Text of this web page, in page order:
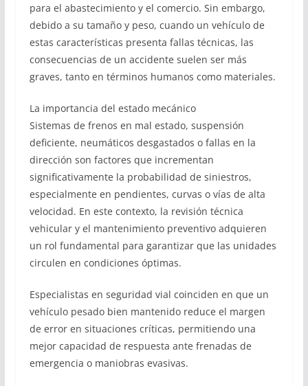
para el abastecimiento y el comercio. Sin embargo,
debido a su tamaño y peso, cuando un vehículo de
estas características presenta fallas técnicas, las
consecuencias de un accidente suelen ser más
graves, tanto en términos humanos como materiales.
La importancia del estado mecánico
Sistemas de frenos en mal estado, suspensión
deficiente, neumáticos desgastados o fallas en la
dirección son factores que incrementan
significativamente la probabilidad de siniestros,
especialmente en pendientes, curvas o vías de alta
velocidad. En este contexto, la revisión técnica
vehicular y el mantenimiento preventivo adquieren
un rol fundamental para garantizar que las unidades
circulen en condiciones óptimas.
Especialistas en seguridad vial coinciden en que un
vehículo pesado bien mantenido reduce el margen
de error en situaciones críticas, permitiendo una
mejor capacidad de respuesta ante frenadas de
emergencia o maniobras evasivas.